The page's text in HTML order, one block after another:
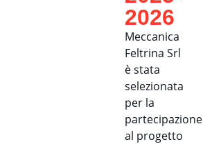
2026
Meccanica
Feltrina Srl
è stata
selezionata
per la
partecipazione
al progetto